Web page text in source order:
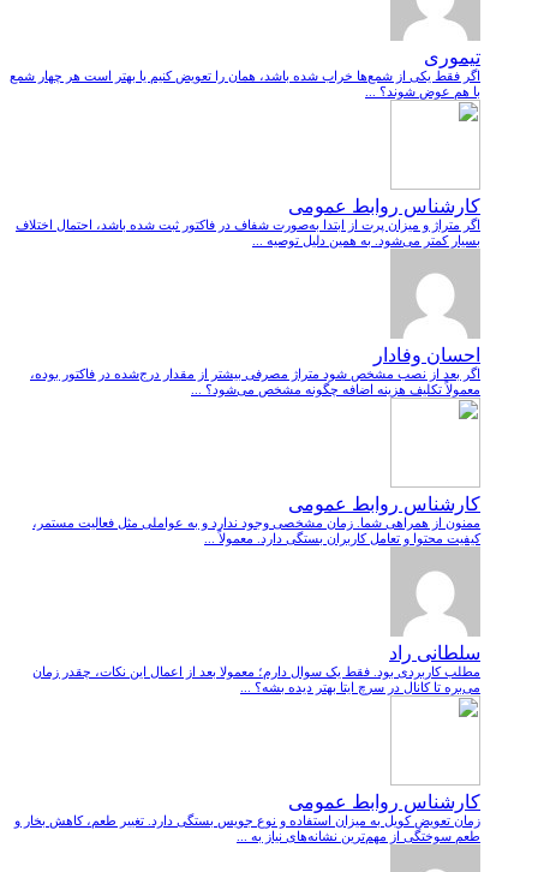
تیموری
اگر فقط یکی از شمع‌ها خراب شده باشد، همان را تعویض کنیم یا بهتر است هر چهار شمع
با هم عوض شوند؟ ...
کارشناس روابط عمومی
اگر متراژ و میزان پرت از ابتدا به‌صورت شفاف در فاکتور ثبت شده باشد، احتمال اختلاف
بسیار کمتر می‌شود. به همین دلیل توصیه ...
احسان وفادار
اگر بعد از نصب مشخص شود متراژ مصرفی بیشتر از مقدار درج‌شده در فاکتور بوده،
معمولاً تکلیف هزینه اضافه چگونه مشخص می‌شود؟ ...
کارشناس روابط عمومی
ممنون از همراهی شما. زمان مشخصی وجود ندارد و به عواملی مثل فعالیت مستمر،
کیفیت محتوا و تعامل کاربران بستگی دارد. معمولاً ...
سلطانی راد
مطلب کاربردی بود. فقط یک سوال دارم؛ معمولا بعد از اعمال این نکات، چقدر زمان
می‌بره تا کانال در سرچ ایتا بهتر دیده بشه؟ ...
کارشناس روابط عمومی
زمان تعویض کویل به میزان استفاده و نوع جویس بستگی دارد. تغییر طعم، کاهش بخار و
طعم سوختگی از مهم‌ترین نشانه‌های نیاز به ...